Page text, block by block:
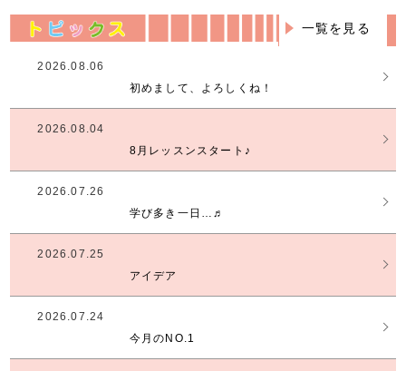
一覧を見る
2026.08.06
初めまして、よろしくね！
2026.08.04
8月レッスンスタート♪
2026.07.26
学び多き一日…♬
2026.07.25
アイデア
2026.07.24
今月のNO.1